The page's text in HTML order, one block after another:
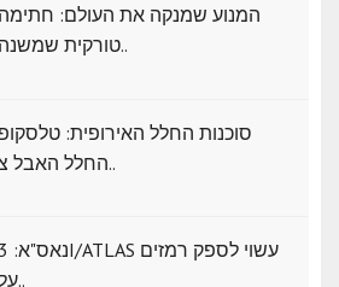
המנוע שמנקה את העולם: חתימה
טורקית שמשנה..
סוכנות החלל האירופית: טלסקופ
החלל האבל צ..
נאס"א: ‏3I/ATLAS עשוי לספק רמזים
על..